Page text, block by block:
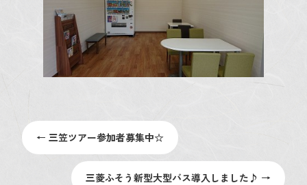
← 三笠ツアー参加者募集中☆
三菱ふそう新型大型バス導入しました♪ →